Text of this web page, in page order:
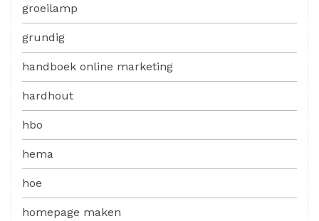
groeilamp
grundig
handboek online marketing
hardhout
hbo
hema
hoe
homepage maken